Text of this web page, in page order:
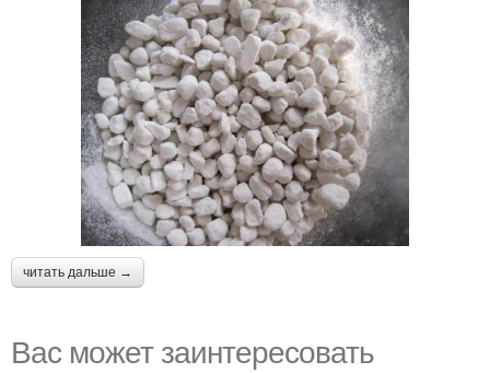
читать дальше →
Вас может заинтересовать